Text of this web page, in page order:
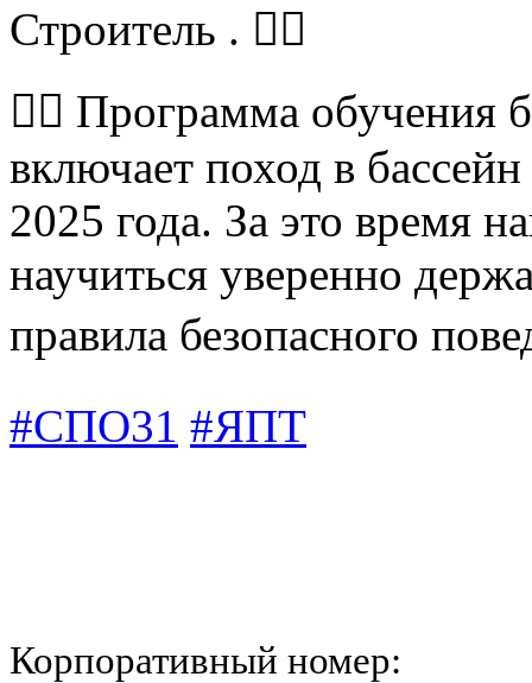
Строитель . 🏊‍♂
✍🏻 Программа обучения
включает поход в
2025 года. За это время
научиться уверенно
правила безопасного
#СПО31 #ЯПТ
Корпоративный номер: